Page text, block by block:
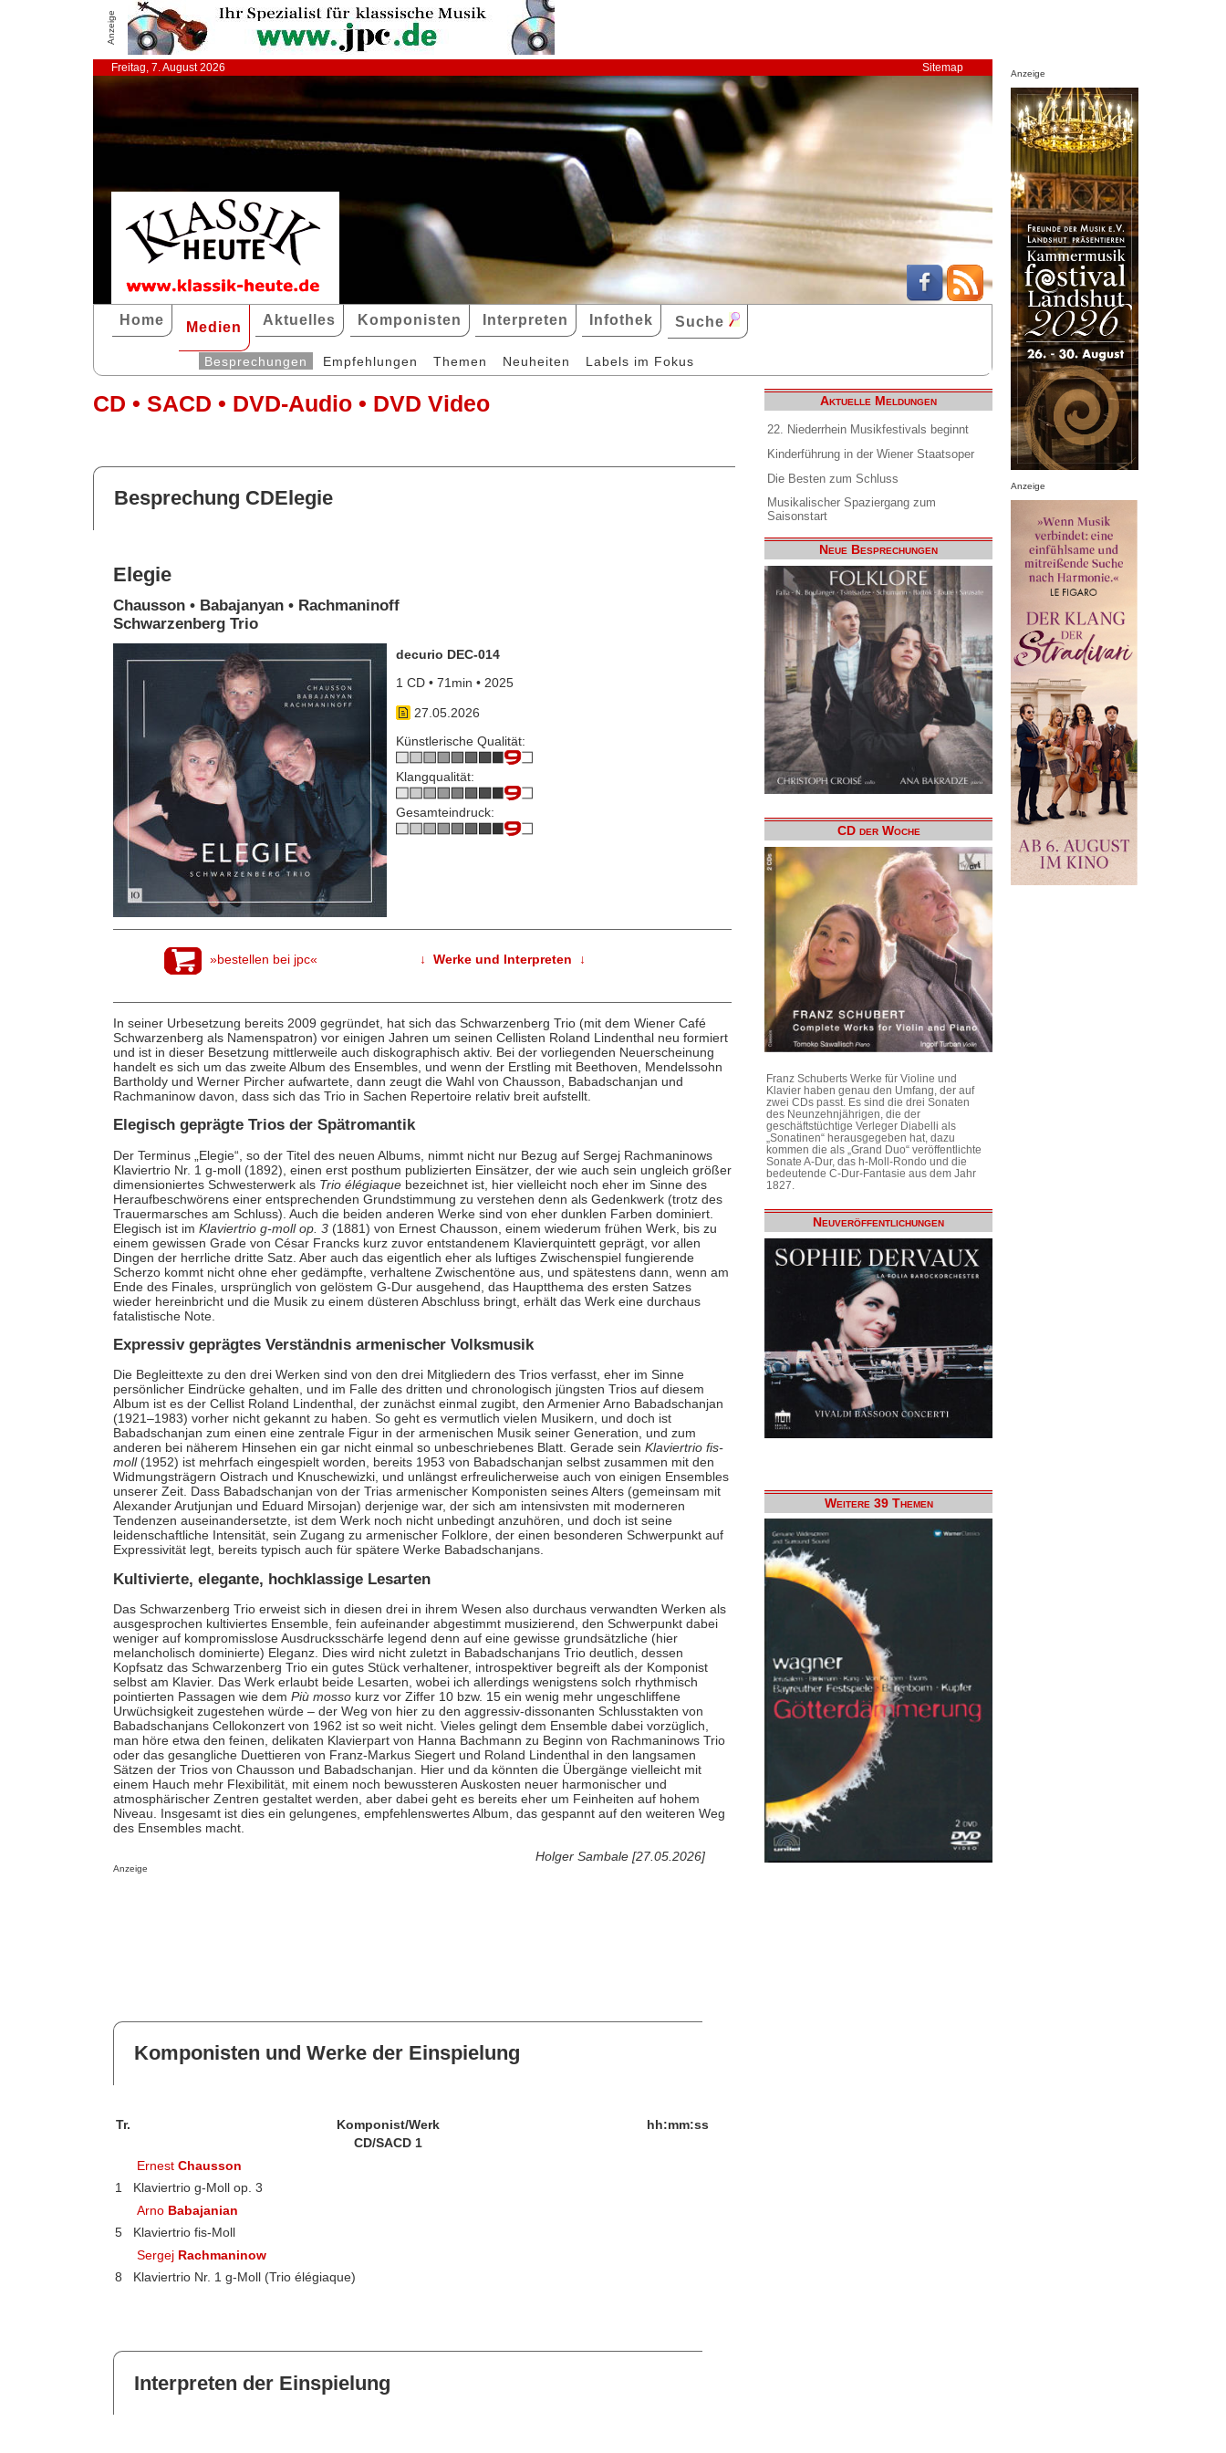
Anzeige
Freitag, 7. August 2026 Sitemap
Home Medien Aktuelles Komponisten Interpreten Infothek Suche
Besprechungen Empfehlungen Themen Neuheiten Labels im Fokus
CD • SACD • DVD-Audio • DVD Video
Besprechung CDElegie
Elegie
Chausson • Babajanyan • Rachmaninoff
Schwarzenberg Trio
decurio DEC-014
1 CD • 71min • 2025
27.05.2026
Künstlerische Qualität:
Klangqualität:
Gesamteindruck:
»bestellen bei jpc« ↓ Werke und Interpreten ↓
In seiner Urbesetzung bereits 2009 gegründet, hat sich das Schwarzenberg Trio (mit dem Wiener Café
Schwarzenberg als Namenspatron) vor einigen Jahren um seinen Cellisten Roland Lindenthal neu formiert
und ist in dieser Besetzung mittlerweile auch diskographisch aktiv. Bei der vorliegenden Neuerscheinung
handelt es sich um das zweite Album des Ensembles, und wenn der Erstling mit Beethoven, Mendelssohn
Bartholdy und Werner Pircher aufwartete, dann zeugt die Wahl von Chausson, Babadschanjan und
Rachmaninow davon, dass sich das Trio in Sachen Repertoire relativ breit aufstellt.
Elegisch geprägte Trios der Spätromantik
Der Terminus „Elegie“, so der Titel des neuen Albums, nimmt nicht nur Bezug auf Sergej Rachmaninows
Klaviertrio Nr. 1 g-moll (1892), einen erst posthum publizierten Einsätzer, der wie auch sein ungleich größer
dimensioniertes Schwesterwerk als Trio élégiaquebezeichnet ist, hier vielleicht noch eher im Sinne des
Heraufbeschwörens einer entsprechenden Grundstimmung zu verstehen denn als Gedenkwerk (trotz des
Trauermarsches am Schluss). Auch die beiden anderen Werke sind von eher dunklen Farben dominiert.
Elegisch ist im Klaviertrio g-moll op. 3(1881) von Ernest Chausson, einem wiederum frühen Werk, bis zu
einem gewissen Grade von César Francks kurz zuvor entstandenem Klavierquintett geprägt, vor allen
Dingen der herrliche dritte Satz. Aber auch das eigentlich eher als luftiges Zwischenspiel fungierende
Scherzo kommt nicht ohne eher gedämpfte, verhaltene Zwischentöne aus, und spätestens dann, wenn am
Ende des Finales, ursprünglich von gelöstem G-Dur ausgehend, das Hauptthema des ersten Satzes
wieder hereinbricht und die Musik zu einem düsteren Abschluss bringt, erhält das Werk eine durchaus
fatalistische Note.
Expressiv geprägtes Verständnis armenischer Volksmusik
Die Begleittexte zu den drei Werken sind von den drei Mitgliedern des Trios verfasst, eher im Sinne
persönlicher Eindrücke gehalten, und im Falle des dritten und chronologisch jüngsten Trios auf diesem
Album ist es der Cellist Roland Lindenthal, der zunächst einmal zugibt, den Armenier Arno Babadschanjan
(1921–1983) vorher nicht gekannt zu haben. So geht es vermutlich vielen Musikern, und doch ist
Babadschanjan zum einen eine zentrale Figur in der armenischen Musik seiner Generation, und zum
anderen bei näherem Hinsehen ein gar nicht einmal so unbeschriebenes Blatt. Gerade sein Klaviertrio fis-
moll(1952) ist mehrfach eingespielt worden, bereits 1953 von Babadschanjan selbst zusammen mit den
Widmungsträgern Oistrach und Knuschewizki, und unlängst erfreulicherweise auch von einigen Ensembles
unserer Zeit. Dass Babadschanjan von der Trias armenischer Komponisten seines Alters (gemeinsam mit
Alexander Arutjunjan und Eduard Mirsojan) derjenige war, der sich am intensivsten mit moderneren
Tendenzen auseinandersetzte, ist dem Werk noch nicht unbedingt anzuhören, und doch ist seine
leidenschaftliche Intensität, sein Zugang zu armenischer Folklore, der einen besonderen Schwerpunkt auf
Expressivität legt, bereits typisch auch für spätere Werke Babadschanjans.
Kultivierte, elegante, hochklassige Lesarten
Das Schwarzenberg Trio erweist sich in diesen drei in ihrem Wesen also durchaus verwandten Werken als
ausgesprochen kultiviertes Ensemble, fein aufeinander abgestimmt musizierend, den Schwerpunkt dabei
weniger auf kompromisslose Ausdrucksschärfe legend denn auf eine gewisse grundsätzliche (hier
melancholisch dominierte) Eleganz. Dies wird nicht zuletzt in Babadschanjans Trio deutlich, dessen
Kopfsatz das Schwarzenberg Trio ein gutes Stück verhaltener, introspektiver begreift als der Komponist
selbst am Klavier. Das Werk erlaubt beide Lesarten, wobei ich allerdings wenigstens solch rhythmisch
pointierten Passagen wie dem Più mossokurz vor Ziffer 10 bzw. 15 ein wenig mehr ungeschliffene
Urwüchsigkeit zugestehen würde – der Weg von hier zu den aggressiv-dissonanten Schlusstakten von
Babadschanjans Cellokonzert von 1962 ist so weit nicht. Vieles gelingt dem Ensemble dabei vorzüglich,
man höre etwa den feinen, delikaten Klavierpart von Hanna Bachmann zu Beginn von Rachmaninows Trio
oder das gesangliche Duettieren von Franz-Markus Siegert und Roland Lindenthal in den langsamen
Sätzen der Trios von Chausson und Babadschanjan. Hier und da könnten die Übergänge vielleicht mit
einem Hauch mehr Flexibilität, mit einem noch bewussteren Auskosten neuer harmonischer und
atmosphärischer Zentren gestaltet werden, aber dabei geht es bereits eher um Feinheiten auf hohem
Niveau. Insgesamt ist dies ein gelungenes, empfehlenswertes Album, das gespannt auf den weiteren Weg
des Ensembles macht.
Holger Sambale [27.05.2026]
Anzeige
Komponisten und Werke der Einspielung
Tr. Komponist/Werk
hh:mm:ss
CD/SACD 1
ErnestChausson
1
Klaviertrio g-Moll op. 3
Arno Babajanian
5
Klaviertrio fis-Moll
Sergej Rachmaninow
8
Klaviertrio Nr. 1 g-Moll (Trio élégiaque)
Interpreten der Einspielung
Aktuelle Meldungen
22. Niederrhein Musikfestivals beginnt
Kinderführung in der Wiener Staatsoper
Die Besten zum Schluss
Musikalischer Spaziergang zum
Saisonstart
Neue Besprechungen
CD der Woche
Franz Schuberts Werke für Violine und
Klavier haben genau den Umfang, der auf
zwei CDs passt. Es sind die drei Sonaten
des Neunzehnjährigen, die der
geschäftstüchtige Verleger Diabelli als
„Sonatinen“ herausgegeben hat, dazu
kommen die als „Grand Duo“ veröffentlichte
Sonate A-Dur, das h-Moll-Rondo und die
bedeutende C-Dur-Fantasie aus dem Jahr
1827.
Neuveröffentlichungen
Weitere 39 Themen
Anzeige
Anzeige